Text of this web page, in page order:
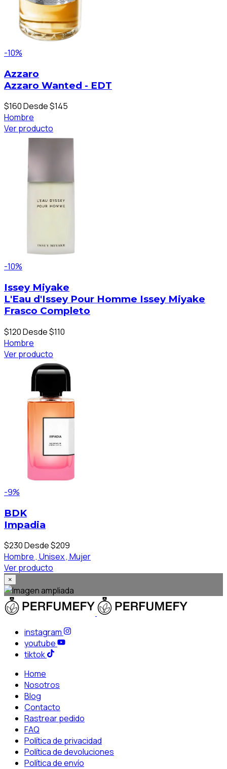
-10%
Azzaro
Azzaro Wanted - EDT
$160Desde $145
Hombre
Ver producto
-10%
Issey Miyake
L'Eau d'Issey Pour Homme Issey Miyake
Frasco Completo
$120Desde $110
Hombre
Ver producto
-9%
BDK
Impadia
$230Desde $209
Hombre , Unisex , Mujer
Ver producto
×
instagram
youtube
tiktok
Home
Nosotros
Blog
Contacto
Rastrear pedido
FAQ
Política de privacidad
Política de devoluciones
Política de envío